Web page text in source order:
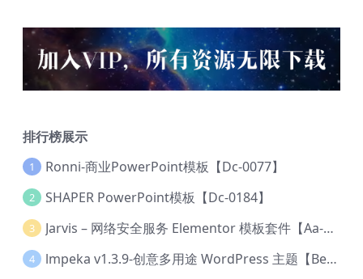
排行榜展示
1 Ronni-商业PowerPoint模板【Dc-0077】
2 SHAPER PowerPoint模板【Dc-0184】
3 Jarvis – 网络安全服务 Elementor 模板套件【Aa-0035】
4 lmpeka v1.3.9-创意多用途 WordPress 主题【Be-0064】